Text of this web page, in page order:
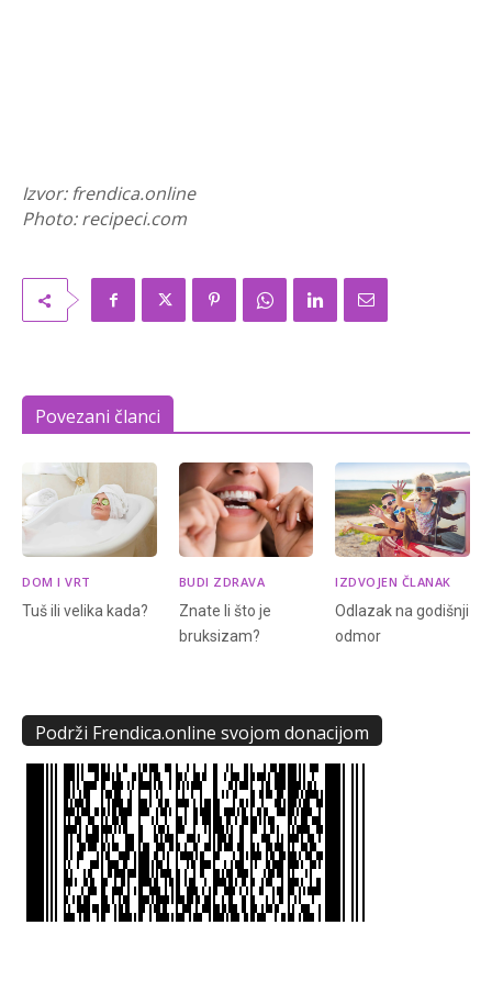
Izvor: frendica.online
Photo: recipeci.com
Povezani članci
DOM I VRT
Tuš ili velika kada?
BUDI ZDRAVA
Znate li što je
bruksizam?
IZDVOJEN ČLANAK
Odlazak na godišnji
odmor
Podrži Frendica.online svojom donacijom